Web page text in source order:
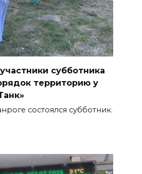
субботника
территорию у
состоялся субботник.